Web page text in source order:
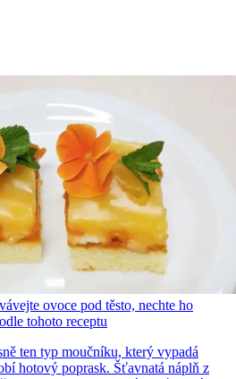
ovoce pod těsto, nechte ho
tohoto receptu
ten typ moučníku, který vypadá
hotový poprask. Šťavnatá náplň z